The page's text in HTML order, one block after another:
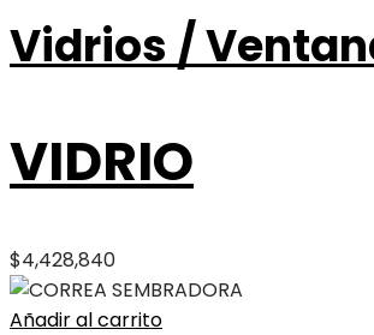
Vidrios /
VIDRIO
$4,428,840
Añadir al carrito